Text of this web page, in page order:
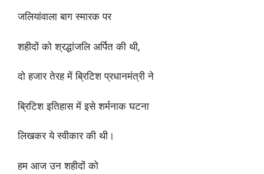
जलियांवाला बाग स्मारक पर
शहीदों को श्रद्धांजलि अर्पित की थी,
दो हजार तेरह में ब्रिटिश प्रधानमंत्री ने
ब्रिटिश इतिहास में इसे शर्मनाक घटना
लिखकर ये स्वीकार की थी।
हम आज उन शहीदों को